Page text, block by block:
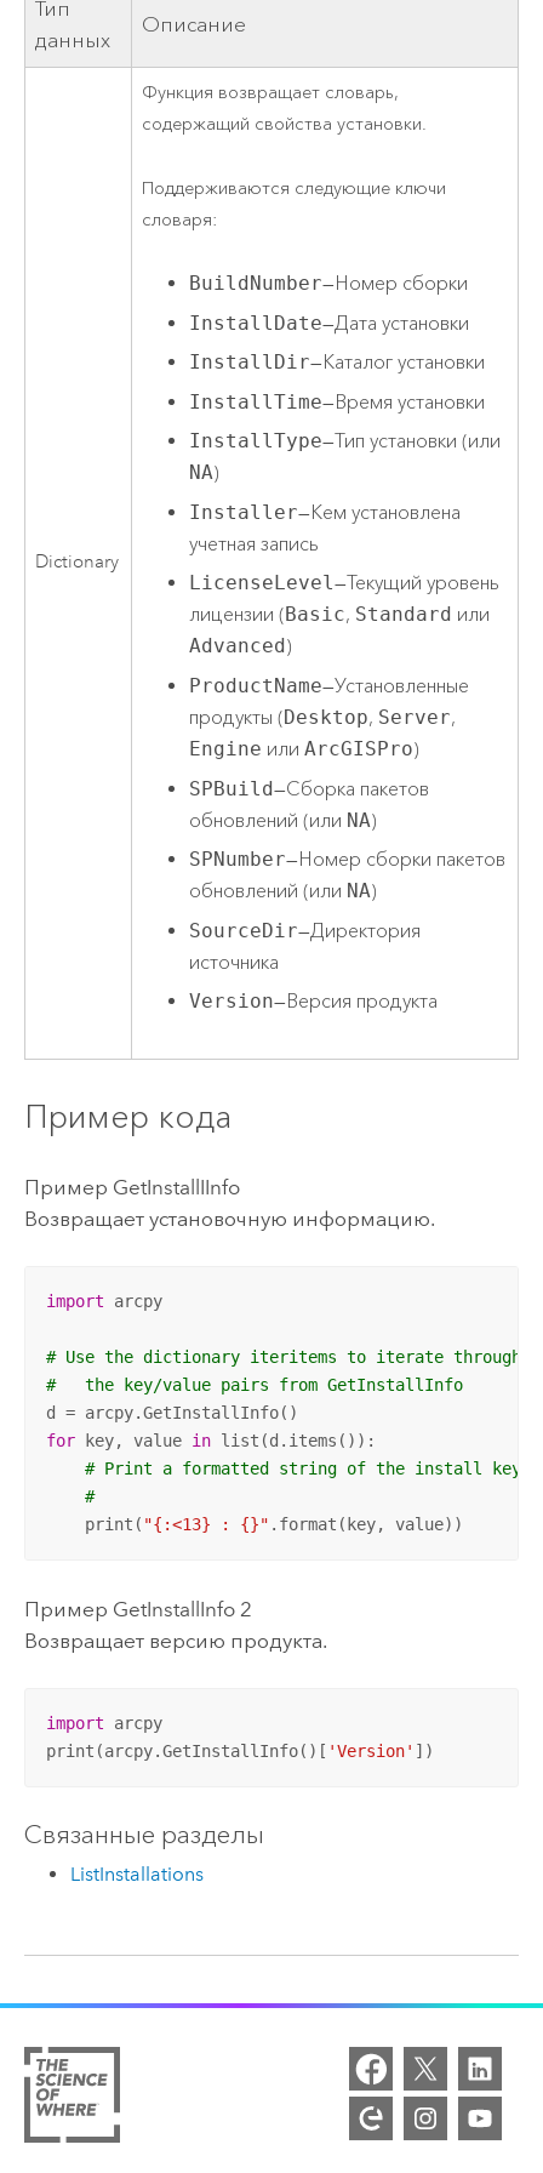
Тип
данных
Описание
Dictionary
Функция возвращает словарь,
содержащий свойства установки.
Поддерживаются следующие ключи
словаря:
BuildNumber—Номер сборки
InstallDate—Дата установки
InstallDir—Каталог установки
InstallTime—Время установки
InstallType—Тип установки (или
NA)
Installer—Кем установлена
учетная запись
LicenseLevel—Текущий уровень
лицензии ( Basic, Standard или
Advanced )
ProductName—Установленные
продукты (Desktop, Server,
Engine илиArcGISPro)
SPBuild—Сборка пакетов
обновлений (или NA)
SPNumber—Номер сборки пакетов
обновлений (или NA)
SourceDir—Директория
источника
Version—Версия продукта
Пример кода
Пример GetInstallIInfo
Возвращает установочную информацию.
import arcpy
# Use the dictionary iteritems to iterate through
#   the key/value pairs from GetInstallInfo
for key, value in list(d.items()):
# Print a formatted string of the install key
#
    print(
"{:<13} : {}" .format(key, value))
Пример GetInstallInfo 2
Возвращает версию продукта.
import arcpy
print(arcpy.GetInstallInfo()[ 'Version' ])
Связанные разделы
ListInstallations